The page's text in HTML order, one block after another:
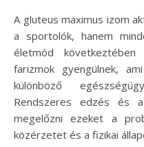
A gluteus maximus izom
a sportolók, hanem
életmód
farizmok gyengülnek,
különböző
Rendszeres edzés és
megelőzni ezeket a
közérzetet és a fizikai